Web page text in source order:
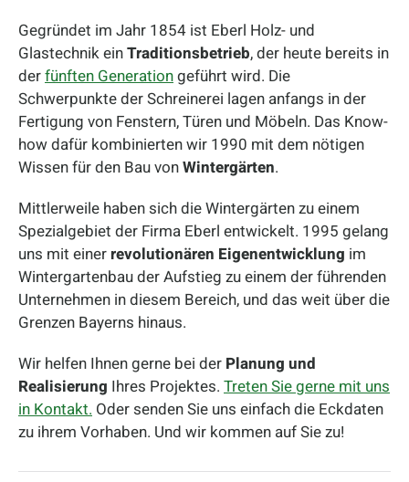
Gegründet im Jahr 1854 ist Eberl Holz- und
Glastechnik einTraditionsbetrieb, der heute bereits in
derfünften Generationgeführt wird. Die
Schwerpunkte der Schreinerei lagen anfangs in der
Fertigung von Fenstern, Türen und Möbeln. Das Know-
how dafür kombinierten wir 1990 mit dem nötigen
Wissen für den Bau vonWintergärten.
Mittlerweile haben sich die Wintergärten zu einem
Spezialgebiet der Firma Eberl entwickelt. 1995 gelang
uns mit einer revolutionären Eigenentwicklung im
Wintergartenbau der Aufstieg zu einem der führenden
Unternehmen in diesem Bereich, und das weit über die
Grenzen Bayerns hinaus.
Wir helfen Ihnen gerne bei der Planung und
Realisierung Ihres Projektes. Treten Sie gerne mit uns
in Kontakt. Oder senden Sie uns einfach die Eckdaten
zu ihrem Vorhaben. Und wir kommen auf Sie zu!